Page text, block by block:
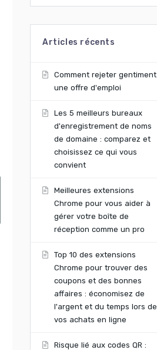
Articles récents
Comment rejeter gentiment
une offre d'emploi
Les 5 meilleurs bureaux
d'enregistrement de noms
de domaine : comparez et
choisissez ce qui vous
convient
Meilleures extensions
Chrome pour vous aider à
gérer votre boîte de
réception comme un pro
Top 10 des extensions
Chrome pour trouver des
coupons et des bonnes
affaires : économisez de
l'argent et du temps lors de
vos achats en ligne
Risque lié aux codes QR :